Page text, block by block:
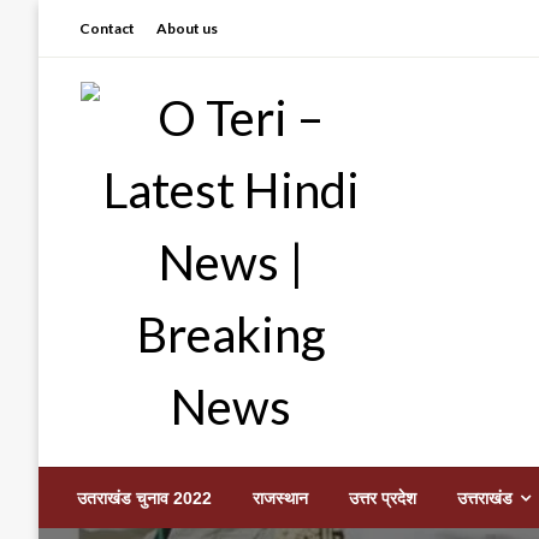
Contact About us
O Teri – Latest Hindi
उतराखंड चुनाव 2022 राजस्थान उत्तर प्रदेश उत्तराखंड